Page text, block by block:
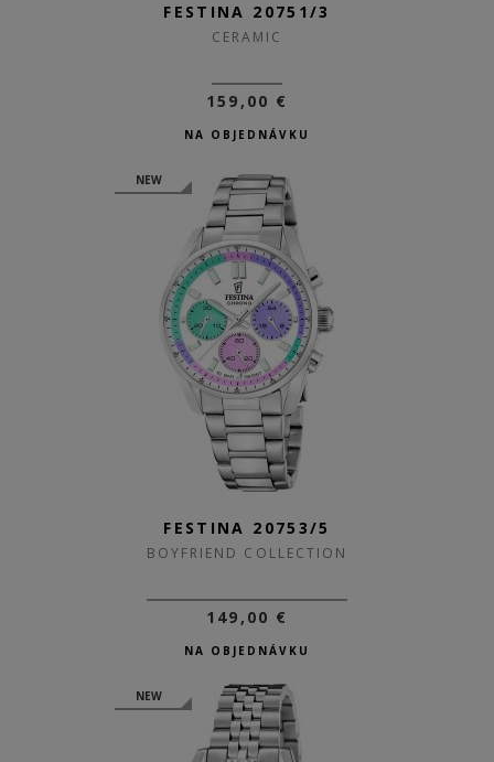
FESTINA 20751/3
CERAMIC
159,00 €
NA OBJEDNÁVKU
NEW
FESTINA 20753/5
BOYFRIEND COLLECTION
149,00 €
NA OBJEDNÁVKU
NEW